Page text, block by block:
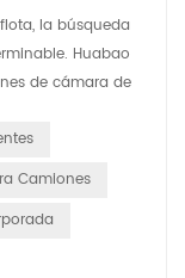
la búsqueda
Huabao
de cámara de
de flota. Deje
marcando la
Camiones